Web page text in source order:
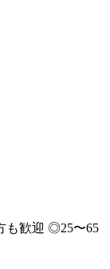
も歓迎 ◎25〜65